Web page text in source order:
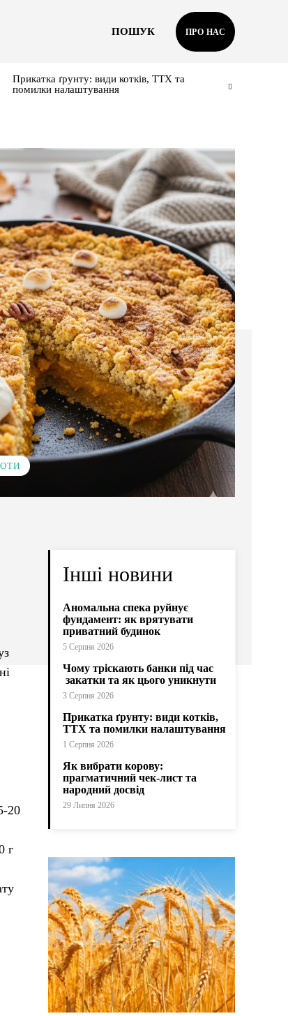
ПОШУК ПРО НАС
Прикатка ґрунту: види котків, ТТХ та
помилки налаштування
20
г
Інші новини
Аномальна спека руйнує
фундамент: як врятувати
приватний будинок
5 Серпня 2026
Чому тріскають банки під час
закатки та як цього уникнути
3 Серпня 2026
Прикатка ґрунту: види котків,
ТТХ та помилки налаштування
1 Серпня 2026
Як вибрати корову:
прагматичний чек-лист та
народний досвід
29 Липня 2026